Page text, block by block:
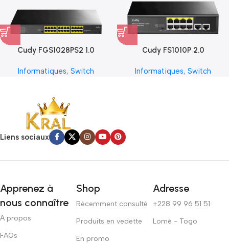
Cudy FGS1028PS2 1.0
Informatiques, Switch
Cudy FS1010P 2.0
Informatiques, Switch
Liens sociaux
Apprenez à
nous connaître
A propos
FAQs
Shop
Récemment consulté
Produits en vedette
En promo
Adresse
+228 99 96 51 51
Lomé - Togo